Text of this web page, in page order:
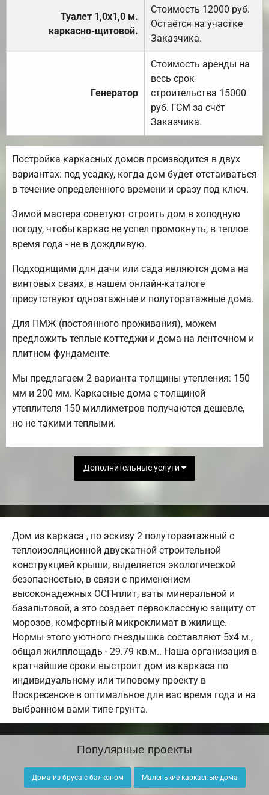
Туалет 1,0х1,0 м.
каркасно-щитовой.
Стоимость 12000 руб.
Остаётся на участке
Заказчика.
Генератор
Стоимость аренды на
весь срок
строительства 15000
руб. ГСМ за счёт
Заказчика.
Постройка каркасных домов производится в двух
вариантах: под усадку, когда дом будет отстаиваться
в течение определенного времени и сразу под ключ.
Зимой мастера советуют строить дом в холодную
погоду, чтобы каркас не успел промокнуть, в теплое
время года - не в дождливую.
Подходящими для дачи или сада являются дома на
винтовых сваях, в нашем онлайн-каталоге
присутствуют одноэтажные и полуторатажные дома.
Для ПМЖ (постоянного проживания), можем
предложить теплые коттеджи и дома на ленточном и
плитном фундаменте.
Мы предлагаем 2 варианта толщины утепления: 150
мм и 200 мм. Каркасные дома с толщиной
утеплителя 150 миллиметров получаются дешевле,
но не такими теплыми.
Дополнительные услуги
Дом из каркаса , по эскизу 2 полутораэтажный с
теплоизоляционной двускатной строительной
конструкцией крыши, выделяется экологической
безопасностью, в связи с применением
высоконадежных ОСП-плит, ваты минеральной и
базальтовой, а это создает первоклассную защиту от
морозов, комфортный микроклимат в жилище.
Нормы этого уютного гнездышка составляют 5х4 м.,
общая жилплощадь - 29.79 кв.м.. Наша организация в
кратчайшие сроки выстроит дом из каркаса по
индивидуальному или типовому проекту в
Воскресенске в оптимальное для вас время года и на
выбранном вами типе грунта.
Популярные проекты
Дома из бруса с балконом Маленькие каркасные дома